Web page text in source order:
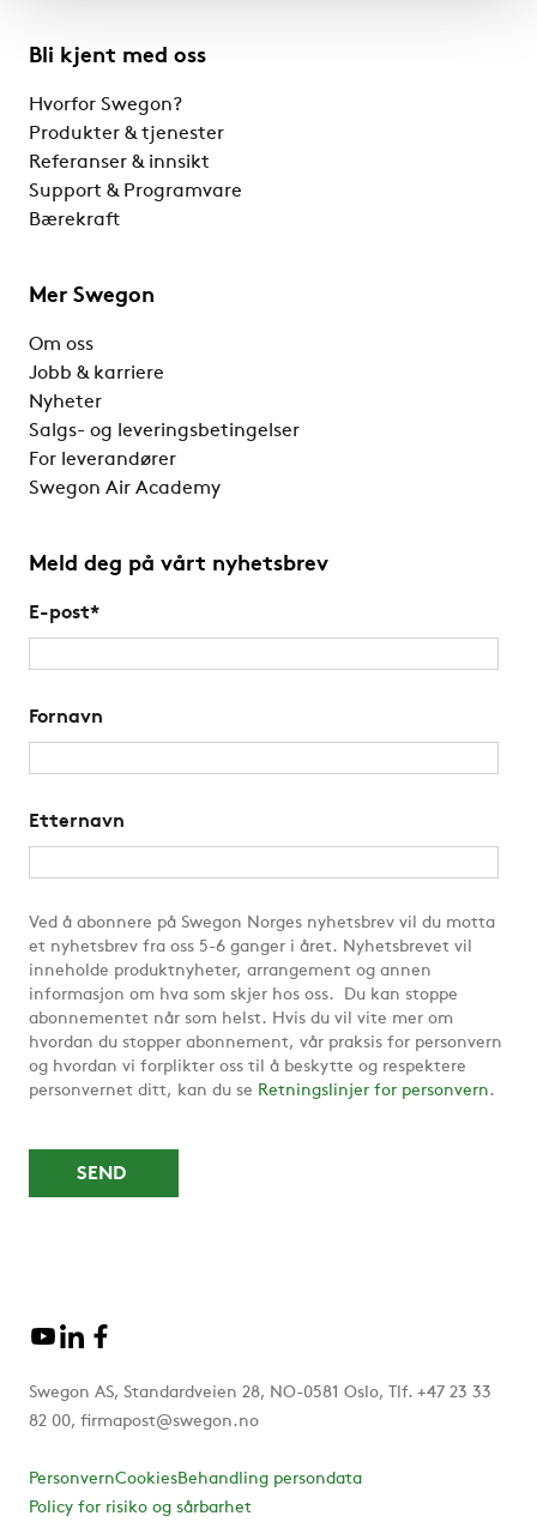
Bli kjent med oss
Hvorfor Swegon?
Produkter & tjenester
Referanser & innsikt
Support & Programvare
Bærekraft
Mer Swegon
Om oss
Jobb & karriere
Nyheter
Salgs- og leveringsbetingelser
For leverandører
Swegon Air Academy
Meld deg på vårt nyhetsbrev
E-post*
Fornavn
Etternavn
Ved å abonnere på Swegon Norges nyhetsbrev vil du motta
et nyhetsbrev fra oss 5-6 ganger i året. Nyhetsbrevet vil
inneholde produktnyheter, arrangement og annen
informasjon om hva som skjer hos oss. Du kan stoppe
abonnementet når som helst. Hvis du vil vite mer om
hvordan du stopper abonnement, vår praksis for personvern
og hvordan vi forplikter oss til å beskytte og respektere
personvernet ditt, kan du se Retningslinjer for personvern.
Swegon AS, Standardveien 28, NO-0581 Oslo, Tlf. +47 23 33
82 00, firmapost@swegon.no
PersonvernCookiesBehandling persondata
Policy for risiko og sårbarhet